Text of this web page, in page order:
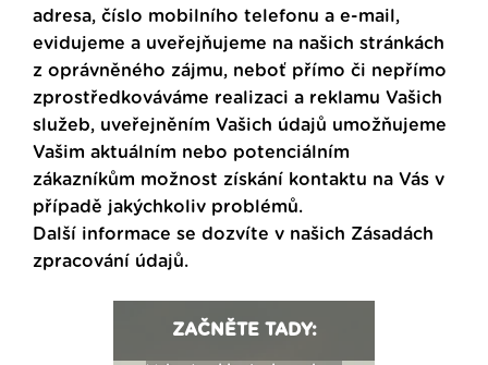
adresa, číslo mobilního telefonu a e-mail,
evidujeme a uveřejňujeme na našich stránkách
z oprávněného zájmu, neboť přímo či nepřímo
zprostředkováváme realizaci a reklamu Vašich
služeb, uveřejněním Vašich údajů umožňujeme
Vašim aktuálním nebo potenciálním
zákazníkům možnost získání kontaktu na Vás v
případě jakýchkoliv problémů.
Další informace se dozvíte v našich Zásadách
zpracování údajů.
ZAČNĚTE TADY: